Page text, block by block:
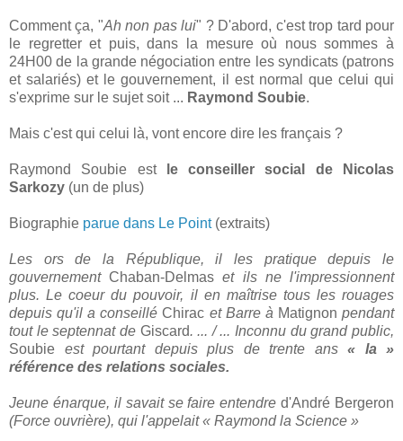
Comment ça, "Ah non pas lui" ? D'abord, c'est trop tard pour
le regretter et puis, dans la mesure où nous sommes à
24H00 de la grande négociation entre les syndicats (patrons
et salariés) et le gouvernement, il est normal que celui qui
s'exprime sur le sujet soit ... Raymond Soubie.
Mais c'est qui celui là, vont encore dire les français ?
Raymond Soubie est
le conseiller social de Nicolas
Sarkozy (un de plus)
Biographie parue dans Le Point(extraits)
Les ors de la République, il les pratique depuis le
gouvernementChaban-Delmas et ils ne l'impressionnent
plus. Le coeur du pouvoir, il en maîtrise tous les rouages
depuis qu'il a conseilléChirac et Barre à Matignon pendant
tout le septennat de Giscard. ... / ... Inconnu du grand public,
Soubie est pourtant depuis plus de trente ans « la »
référence des relations sociales.
Jeune énarque, il savait se faire entendred'André Bergeron
(Force ouvrière), qui l'appelait « Raymond la Science »